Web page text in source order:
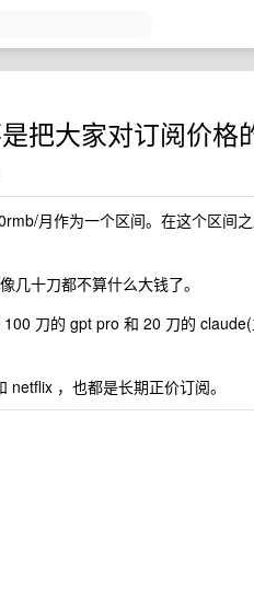
把大家对订阅价格
月作为一个区间。在这个区间
几十刀都不算什么大钱了。
刀的 gpt pro 和 20 刀的
，也都是长期正价订阅。